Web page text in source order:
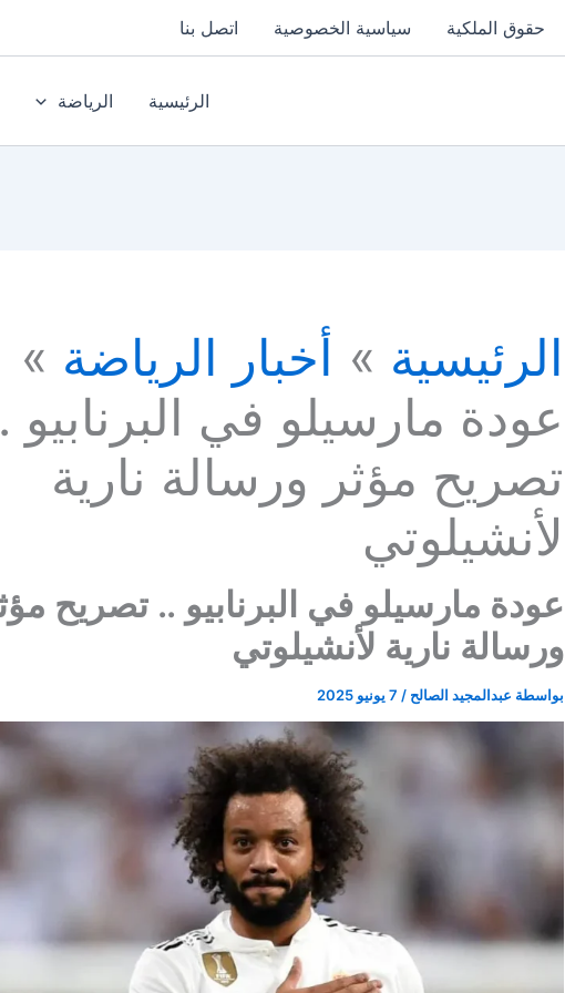
حقوق الملكية سياسية الخصوصية اتصل بنا
الرئيسية الرياضة
الرئيسية
أخبار الرياضة
عودة مارسيلو في البرنابيو
تصريح مؤثر ورسالة نارية
لأنشيلوتي
عودة مارسيلو في البرنابيو .. تصريح
ورسالة نارية لأنشيلوتي
بواسطة عبدالمجيد الصالح / 7 يونيو 2025